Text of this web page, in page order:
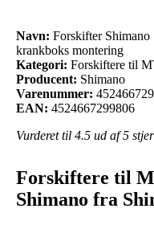
Navn: Forskifter
krankboks montering
Kategori: Forskiftere til
Producent: Shimano
Varenummer:
EAN: 4524667299806
Vurderet til 4.5 ud af 5
Forskiftere til
Shimano fra